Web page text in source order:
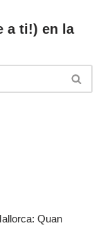
a ti!) en la
Quan